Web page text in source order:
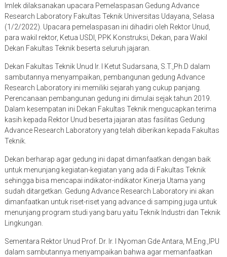
Imlek dilaksanakan upacara Pemelaspasan Gedung Advance
Research Laboratory Fakultas Teknik Universitas Udayana, Selasa
(1/2/2022). Upacara pemelaspasan ini dihadiri oleh Rektor Unud,
para wakil rektor, Ketua USDI, PPK Konstruksi, Dekan, para Wakil
Dekan Fakultas Teknik beserta seluruh jajaran.
Dekan Fakultas Teknik Unud Ir. I Ketut Sudarsana, S.T.,Ph.D dalam
sambutannya menyampaikan, pembangunan gedung Advance
Research Laboratory ini memiliki sejarah yang cukup panjang.
Perencanaan pembangunan gedung ini dimulai sejak tahun 2019.
Dalam kesempatan ini Dekan Fakultas Teknik mengucapkan terima
kasih kepada Rektor Unud beserta jajaran atas fasilitas Gedung
Advance Research Laboratory yang telah diberikan kepada Fakultas
Teknik.
Dekan berharap agar gedung ini dapat dimanfaatkan dengan baik
untuk menunjang kegiatan-kegiatan yang ada di Fakultas Teknik
sehingga bisa mencapai indikator-indikator Kinerja Utama yang
sudah ditargetkan. Gedung Advance Research Laboratory ini akan
dimanfaatkan untuk riset-riset yang advance di samping juga untuk
menunjang program studi yang baru yaitu Teknik Industri dan Teknik
Lingkungan.
Sementara Rektor Unud Prof. Dr. Ir. I Nyoman Gde Antara, M.Eng.,IPU
dalam sambutannya menyampaikan bahwa agar memanfaatkan